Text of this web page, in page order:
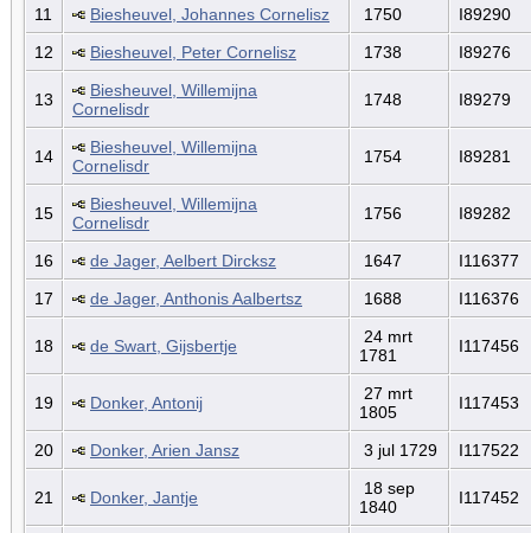
11
Biesheuvel, Johannes Cornelisz 1750
I89290
12
Biesheuvel, Peter Cornelisz 1738 I89276
13
Biesheuvel, Willemijna
Cornelisdr
1748 I89279
14
Biesheuvel, Willemijna
Cornelisdr
1754 I89281
15
Biesheuvel, Willemijna
Cornelisdr
1756 I89282
16 de Jager, Aelbert Dircksz 1647
I116377
17
de Jager, Anthonis Aalbertsz 1688 I116376
18 de Swart, Gijsbertje
24 mrt
1781
I117456
19 Donker, Antonij
27 mrt
1805
I117453
20 Donker, Arien Jansz 3 jul 1729 I117522
21 Donker, Jantje
18 sep
1840
I117452